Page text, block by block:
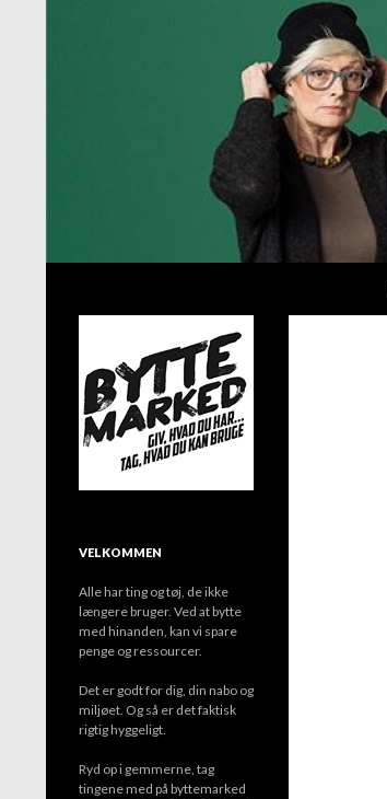
VELKOMMEN
Alle har ting og tøj, de ikke
længere bruger. Ved at bytte
med hinanden, kan vi spare
penge og ressourcer.
Det er godt for dig, din nabo og
miljøet. Og så er det faktisk
rigtig hyggeligt.
Ryd op i gemmerne, tag
tingene med på byttemarked